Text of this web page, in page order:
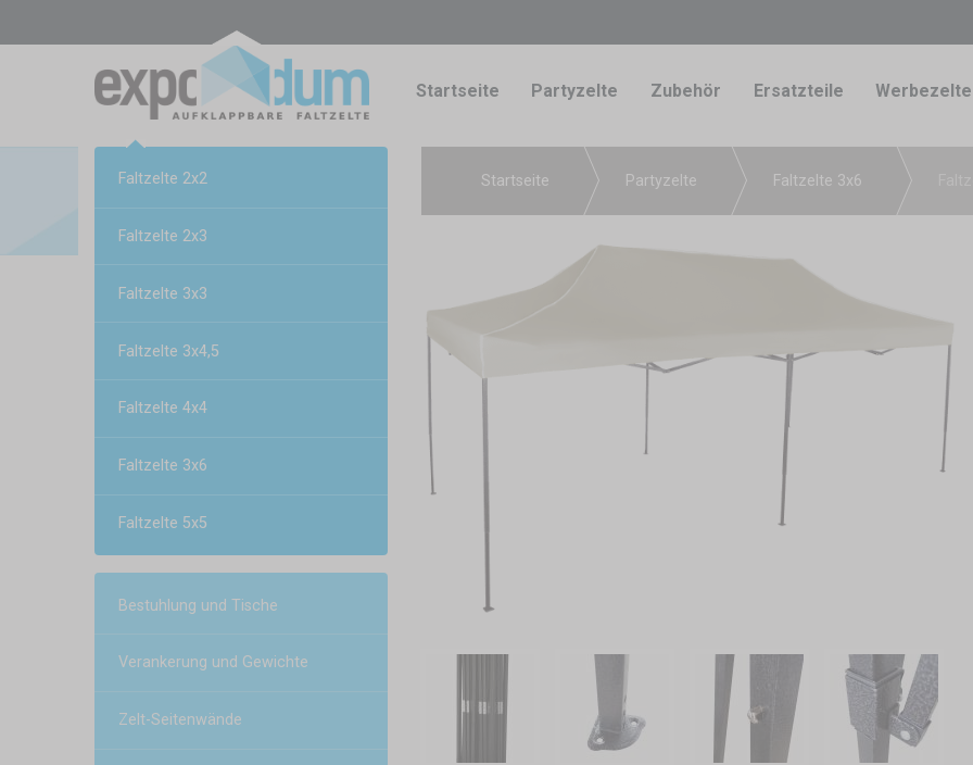
Startseite Partyzelte Zubehör Ersatzteile Werbezelte
Faltzelte 2x2
Faltzelte 2x3
Faltzelte 3x3
Faltzelte 3x4,5
Faltzelte 4x4
Faltzelte 3x6
Faltzelte 5x5
Bestuhlung und Tische
Verankerung und Gewichte
Zelt-Seitenwände
Startseite Partyzelte Faltzelte 3x6